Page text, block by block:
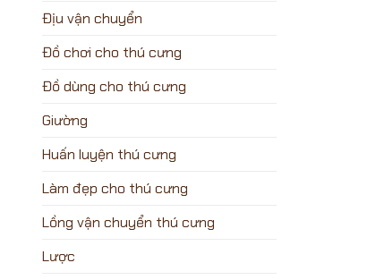
Địu vận chuyển
Đồ chơi cho thú cưng
Đồ dùng cho thú cưng
Giường
Huấn luyện thú cưng
Làm đẹp cho thú cưng
Lồng vận chuyển thú cưng
Lược